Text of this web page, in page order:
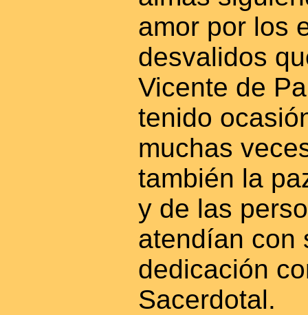
amor por los
desvalidos
Vicente de
tenido
muchas
también la
y de las
atendían con
dedicación
Sacerdotal.